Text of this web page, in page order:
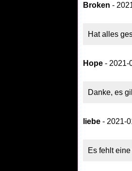
Broken -
Hat alles
Hope - 2021-
Danke, es
liebe - 2021-
Es fehlt